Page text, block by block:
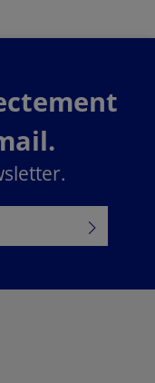
que vous